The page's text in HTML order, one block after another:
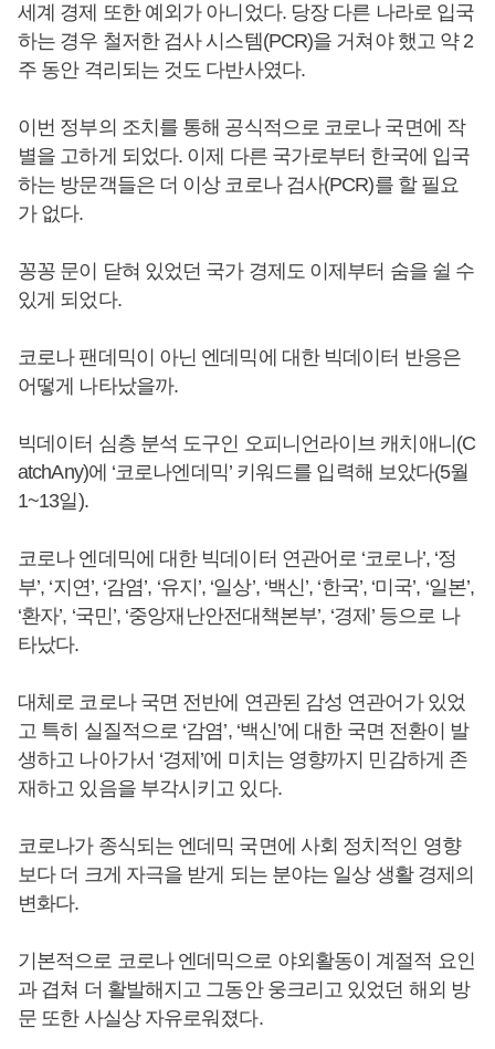
세계 경제 또한 예외가 아니었다. 당장 다른 나라로 입국
하는 경우 철저한 검사 시스템(PCR)을 거쳐야 했고 약 2
주 동안 격리되는 것도 다반사였다.
이번 정부의 조치를 통해 공식적으로 코로나 국면에 작
별을 고하게 되었다. 이제 다른 국가로부터 한국에 입국
하는 방문객들은 더 이상 코로나 검사(PCR)를 할 필요
가 없다.
꽁꽁 문이 닫혀 있었던 국가 경제도 이제부터 숨을 쉴 수
있게 되었다.
코로나 팬데믹이 아닌 엔데믹에 대한 빅데이터 반응은
어떻게 나타났을까.
빅데이터 심층 분석 도구인 오피니언라이브 캐치애니(C
atchAny)에 ‘코로나엔데믹’ 키워드를 입력해 보았다(5월
1~13일).
코로나 엔데믹에 대한 빅데이터 연관어로 ‘코로나’, ‘정
부’, ‘지연’, ‘감염’, ‘유지’, ‘일상’, ‘백신’, ‘한국’, ‘미국’, ‘일본’,
‘환자’, ‘국민’, ‘중앙재난안전대책본부’, ‘경제’ 등으로 나
타났다.
대체로 코로나 국면 전반에 연관된 감성 연관어가 있었
고 특히 실질적으로 ‘감염’, ‘백신’에 대한 국면 전환이 발
생하고 나아가서 ‘경제’에 미치는 영향까지 민감하게 존
재하고 있음을 부각시키고 있다.
코로나가 종식되는 엔데믹 국면에 사회 정치적인 영향
보다 더 크게 자극을 받게 되는 분야는 일상 생활 경제의
변화다.
기본적으로 코로나 엔데믹으로 야외활동이 계절적 요인
과 겹쳐 더 활발해지고 그동안 웅크리고 있었던 해외 방
문 또한 사실상 자유로워졌다.